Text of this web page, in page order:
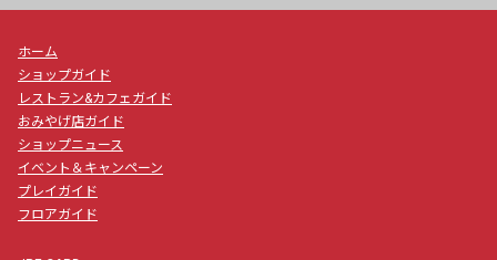
ホーム
ショップガイド
レストラン&カフェガイド
おみやげ店ガイド
ショップニュース
イベント＆キャンペーン
プレイガイド
フロアガイド